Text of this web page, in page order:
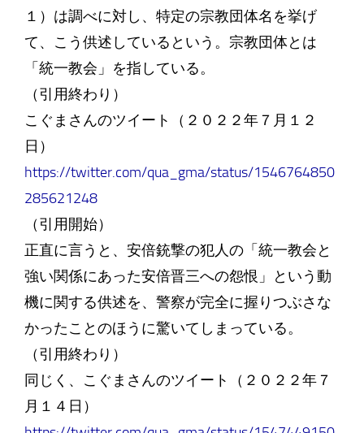
１）は調べに対し、特定の宗教団体名を挙げ
て、こう供述しているという。宗教団体とは
「統一教会」を指している。
（引用終わり）
こぐまさんのツイート（２０２２年７月１２
日）
https://twitter.com/qua_gma/status/1546764850
285621248
（引用開始）
正直に言うと、安倍銃撃の犯人の「統一教会と
強い関係にあった安倍晋三への怨恨」という動
機に関する供述を、警察が完全に握りつぶさな
かったことのほうに驚いてしまっている。
（引用終わり）
同じく、こぐまさんのツイート（２０２２年７
月１４日）